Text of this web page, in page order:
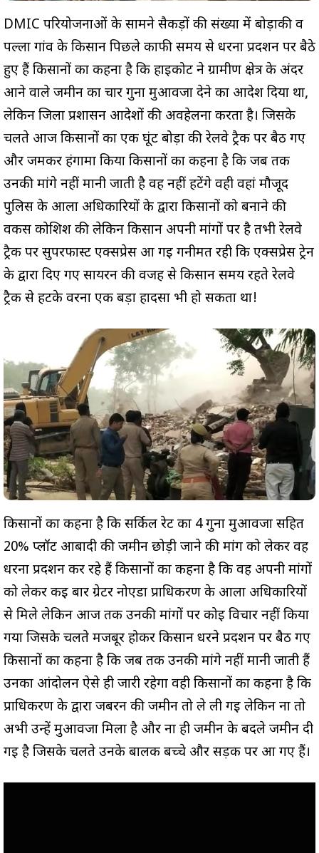
DMIC परियोजनाओं के सामने सैकड़ों की संख्या में बोड़ाकी व
पल्ला गांव के किसान पिछले काफी समय से धरना प्रदर्शन पर बैठे
हुए हैं किसानों का कहना है कि हाईकोर्ट ने ग्रामीण क्षेत्र के अंदर
आने वाले जमीन का चार गुना मुआवजा देने का आदेश दिया था,
लेकिन जिला प्रशासन आदेशों की अवहेलना करता है। जिसके
चलते आज किसानों का एक घूंट बोड़ा की रेलवे ट्रैक पर बैठ गए
और जमकर हंगामा किया किसानों का कहना है कि जब तक
उनकी मांगे नहीं मानी जाती है वह नहीं हटेंगे वही वहां मौजूद
पुलिस के आला अधिकारियों के द्वारा किसानों को बनाने की
वर्कर्स कोशिश की लेकिन किसान अपनी मांगों पर है तभी रेलवे
ट्रैक पर सुपरफास्ट एक्सप्रेस आ गई गनीमत रही कि एक्सप्रेस ट्रेन
के द्वारा दिए गए सायरन की वजह से किसान समय रहते रेलवे
ट्रैक से हटके वरना एक बड़ा हादसा भी हो सकता था!
किसानों का कहना है कि सर्किल रेट का 4 गुना मुआवजा सहित
20% प्लॉट आबादी की जमीन छोड़ी जाने की मांग को लेकर वह
धरना प्रदर्शन कर रहे हैं किसानों का कहना है कि वह अपनी मांगों
को लेकर कई बार ग्रेटर नोएडा प्राधिकरण के आला अधिकारियों
से मिले लेकिन आज तक उनकी मांगों पर कोई विचार नहीं किया
गया जिसके चलते मजबूर होकर किसान धरने प्रदर्शन पर बैठ गए
किसानों का कहना है कि जब तक उनकी मांगे नहीं मानी जाती हैं
उनका आंदोलन ऐसे ही जारी रहेगा वही किसानों का कहना है कि
प्राधिकरण के द्वारा जबरन की जमीन तो ले ली गई लेकिन ना तो
अभी उन्हें मुआवजा मिला है और ना ही जमीन के बदले जमीन दी
गई है जिसके चलते उनके बालक बच्चे और सड़क पर आ गए हैं।